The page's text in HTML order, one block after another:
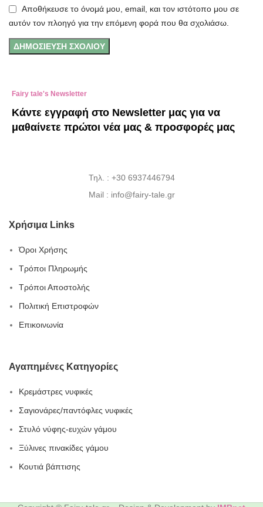
Αποθήκευσε το όνομά μου, email, και τον ιστότοπο μου σε
αυτόν τον πλοηγό για την επόμενη φορά που θα σχολιάσω.
Fairy tale's Newsletter
Κάντε εγγραφή στο Newsletter μας για να
μαθαίνετε πρώτοι νέα μας & προσφορές μας
Τηλ. : +30 6937446794
Mail : info@fairy-tale.gr
Χρήσιμα Links
Όροι Χρήσης
Τρόποι Πληρωμής
Τρόποι Αποστολής
Πολιτική Επιστροφών
Επικοινωνία
Αγαπημένες Κατηγορίες
Κρεμάστρες νυφικές
Σαγιονάρες/παντόφλες νυφικές
Στυλό νύφης-ευχών γάμου
Ξύλινες πινακίδες γάμου
Κουτιά βάπτισης